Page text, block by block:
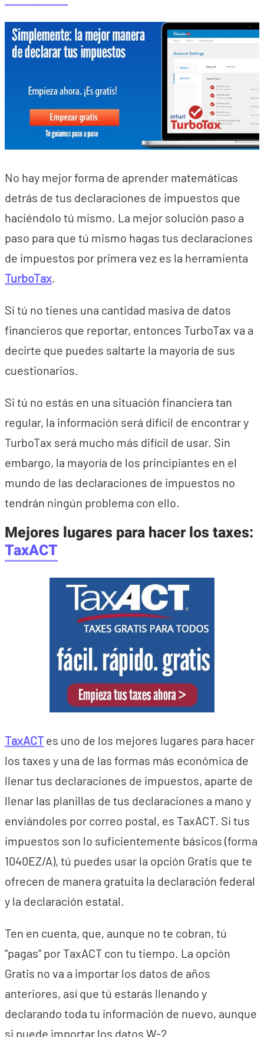
No hay mejor forma de aprender matemáticas
detrás de tus declaraciones de impuestos que
haciéndolo tú mismo. La mejor solución paso a
paso para que tú mismo hagas tus declaraciones
de impuestos por primera vez es la herramienta
TurboTax.
Si tú no tienes una cantidad masiva de datos
financieros que reportar, entonces TurboTax va a
decirte que puedes saltarte la mayoría de sus
cuestionarios.
Si tú no estás en una situación financiera tan
regular, la información será difícil de encontrar y
TurboTax será mucho más difícil de usar. Sin
embargo, la mayoría de los principiantes en el
mundo de las declaraciones de impuestos no
tendrán ningún problema con ello.
Mejores lugares para hacer los taxes:
TaxACT
TaxACTes uno de los mejores lugares para hacer
los taxes y una de las formas más económica de
llenar tus declaraciones de impuestos, aparte de
llenar las planillas de tus declaraciones a mano y
enviándoles por correo postal, es TaxACT. Si tus
impuestos son lo suficientemente básicos (forma
1040EZ/A), tú puedes usar la opción Gratis que te
ofrecen de manera gratuita la declaración federal
y la declaración estatal.
Ten en cuenta, que, aunque no te cobran, tú
“pagas” por TaxACT con tu tiempo. La opción
Gratis no va a importar los datos de años
anteriores, así que tú estarás llenando y
declarando toda tu información de nuevo, aunque
si puede importar los datos W-2.